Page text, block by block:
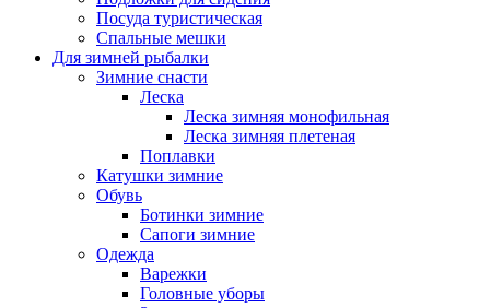
Посуда туристическая
Спальные мешки
Для зимней рыбалки
Зимние снасти
Леска
Леска зимняя монофильная
Леска зимняя плетеная
Поплавки
Катушки зимние
Обувь
Ботинки зимние
Сапоги зимние
Одежда
Варежки
Головные уборы